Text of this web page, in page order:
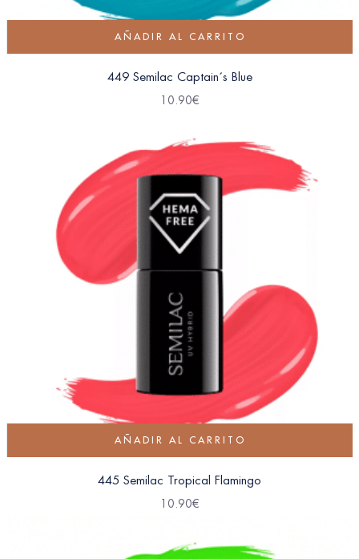
AÑADIR AL CARRITO
449 Semilac Captain´s Blue
10.90€
AÑADIR AL CARRITO
445 Semilac Tropical Flamingo
10.90€